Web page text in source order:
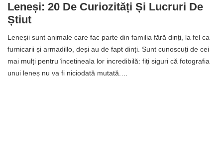
Leneși: 20 De Curiozități Și Lucruri De
Știut
Leneșii sunt animale care fac parte din familia fără dinți, la fel ca
furnicarii și armadillo, deși au de fapt dinți. Sunt cunoscuți de cei
mai mulți pentru încetineala lor incredibilă: fiți siguri că fotografia
unui leneș nu va fi niciodată mutată.…